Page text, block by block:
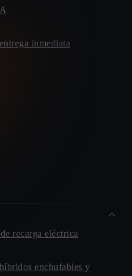
inmediata
recarga eléctrica
enchufables y